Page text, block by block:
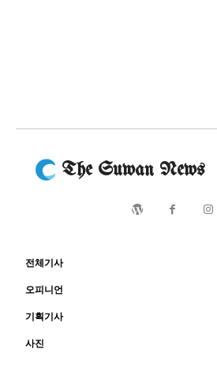
The Suwan News
전체기사
오피니언
기획기사
사진